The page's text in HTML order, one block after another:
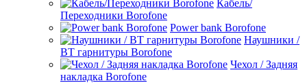
Кабель/
Переходники Borofone
Power bank Borofone
Наушники /
BT гарнитуры Borofone
Чехол / Задняя
накладка Borofone